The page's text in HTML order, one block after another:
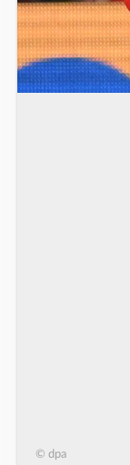
© dpa